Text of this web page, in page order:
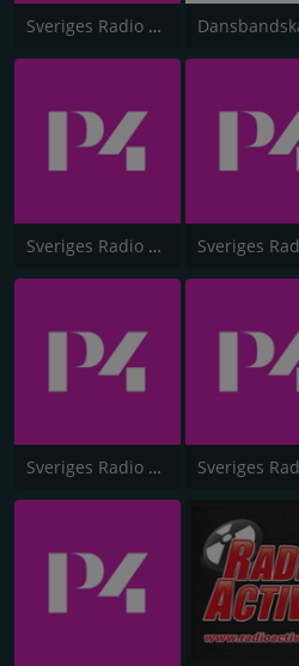
Sveriges Radio P4 Stockholm
Sveriges Radio P4 Gävleborg
Sveriges Radio P4 Kristianstad